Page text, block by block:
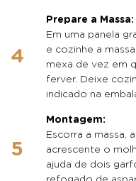
Prepare a Massa:
Em uma panela
e cozinhe a
mexa de vez em
ferver. Deixe
indicado na
Montagem:
Escorra a massa,
acrescente o
ajuda de dois